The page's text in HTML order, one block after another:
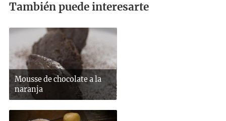
También puede interesarte
Mousse de chocolate a la
naranja